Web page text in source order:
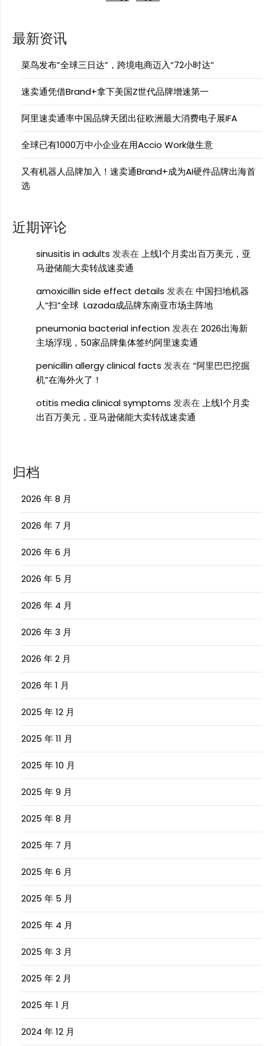
最新资讯
菜鸟发布”全球三日达”，跨境电商迈入”72小时达”
速卖通凭借Brand+拿下美国Z世代品牌增速第一
阿里速卖通率中国品牌天团出征欧洲最大消费电子展IFA
全球已有1000万中小企业在用Accio Work做生意
又有机器人品牌加入！速卖通Brand+成为AI硬件品牌出海首
选
近期评论
sinusitis in adults 发表在 上线1个月卖出百万美元，亚
马逊储能大卖转战速卖通
amoxicillin side effect details 发表在 中国扫地机器
人“扫”全球 Lazada成品牌东南亚市场主阵地
pneumonia bacterial infection发表在 2026出海新
主场浮现，50家品牌集体签约阿里速卖通
penicillin allergy clinical facts 发表在 “阿里巴巴挖掘
机”在海外火了！
otitis media clinical symptoms 发表在 上线1个月卖
出百万美元，亚马逊储能大卖转战速卖通
归档
2026 年 8 月
2026 年 7 月
2026 年 6 月
2026 年 5 月
2026 年 4 月
2026 年 3 月
2026 年 2 月
2026 年 1 月
2025 年 12 月
2025 年 11 月
2025 年 10 月
2025 年 9 月
2025 年 8 月
2025 年 7 月
2025 年 6 月
2025 年 5 月
2025 年 4 月
2025 年 3 月
2025 年 2 月
2025 年 1 月
2024 年 12 月